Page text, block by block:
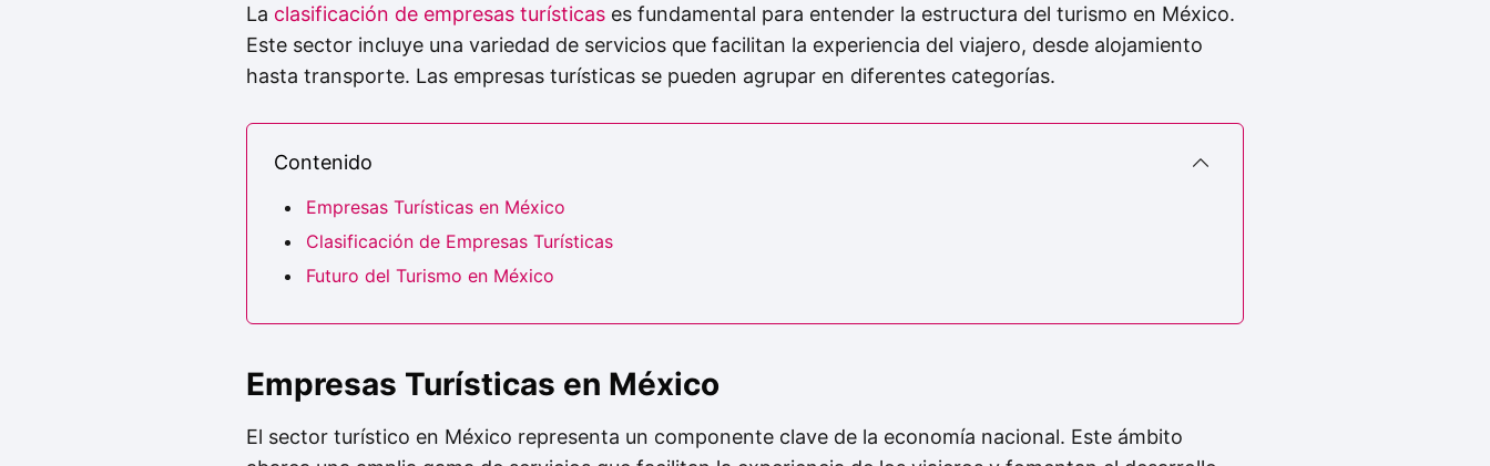
La clasificación de empresas turísticas es fundamental para entender la estructura del turismo en México.
Este sector incluye una variedad de servicios que facilitan la experiencia del viajero, desde alojamiento
hasta transporte. Las empresas turísticas se pueden agrupar en diferentes categorías.
Contenido
Empresas Turísticas en México
Clasificación de Empresas Turísticas
Futuro del Turismo en México
Empresas Turísticas en México
El sector turístico en México representa un componente clave de la economía nacional. Este ámbito